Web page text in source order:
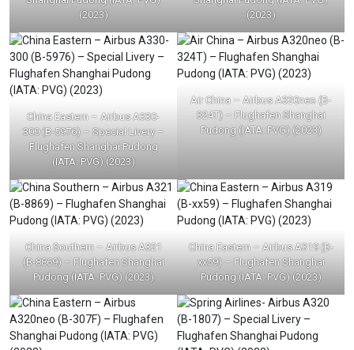
(2023)
(2023)
China Eastern – Airbus A330-
300 (B-5976) – Special Livery –
Flughafen Shanghai Pudong
(IATA: PVG) (2023)
Air China – Airbus A320neo (B-
324T) – Flughafen Shanghai
Pudong (IATA: PVG) (2023)
China Southern – Airbus A321
(B-8869) – Flughafen Shanghai
Pudong (IATA: PVG) (2023)
China Eastern – Airbus A319 (B-
xx59) – Flughafen Shanghai
Pudong (IATA: PVG) (2023)